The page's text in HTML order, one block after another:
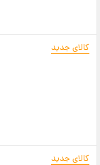
کالای جدید
کالای جدید